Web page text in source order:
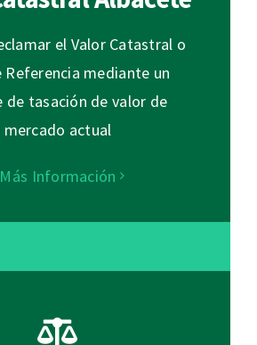
el Valor Catastral o
Referencia mediante un
de tasación de valor de
mercado actual
Más Información